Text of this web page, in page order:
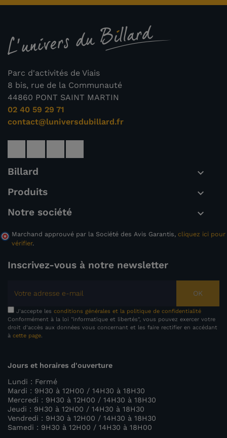
Parc d'activités de Viais
8 bis, rue de la Communauté
44860 PONT SAINT MARTIN
02 40 59 29 71
contact@luniversdubillard.fr
Billard 
Produits 
Notre société 
Marchand approuvé par la Société des Avis Garantis, cliquez ici pour
vérifier.
Inscrivez-vous à notre newsletter
OK
J'accepte les conditions générales et la politique de confidentialité
Conformément à la loi "informatique et libertés", vous pouvez exercer votre
droit d'accès aux données vous concernant et les faire rectifier en accédant
à cette page.
Jours et horaires d'ouverture
Lundi : Fermé
Mardi : 9H30 à 12H00 / 14H30 à 18H30
Mercredi : 9H30 à 12H00 / 14H30 à 18H30
Jeudi : 9H30 à 12H00 / 14H30 à 18H30
Vendredi : 9H30 à 12H00 / 14H30 à 18H30
Samedi : 9H30 à 12H00 / 14H30 à 18H00